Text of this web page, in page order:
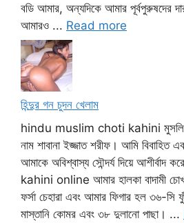
বডি আমার, অন্যদিকে আমার পূর্বপুরুষদের
আমারও ... Read more
হিন্দুর গন চুদন খেলাম
hindu muslim choti kahini মুসলিম
নাম শাবানা ইজ্জাত শরীফ। আমি
আমাকে অবিশ্বাস্য সৌন্দর্য দিয়ে
kahini online আমার হালকা বাদামী
ফর্সা চেহারা এবং আমার ফিগার হল ৩৬-
মাস্তানি কোমর এবং ৩৮ দুলানো পাছা। ...